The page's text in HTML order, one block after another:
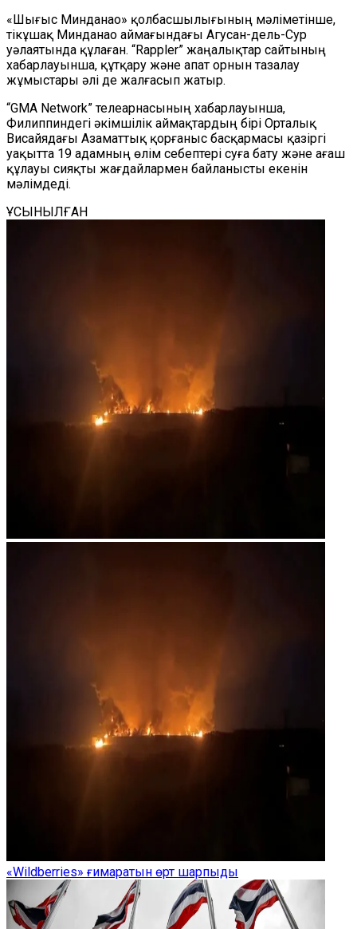
«Шығыс Минданао» қолбасшылығының мәліметінше,
тікұшақ Минданао аймағындағы Агусан-дель-Сур
уәлаятында құлаған. “Rappler” жаңалықтар сайтының
хабарлауынша, құтқару және апат орнын тазалау
жұмыстары әлі де жалғасып жатыр.
“GMA Network” телеарнасының хабарлауынша,
Филиппиндегі әкімшілік аймақтардың бірі Орталық
Висайядағы Азаматтық қорғаныс басқармасы қазіргі
уақытта 19 адамның өлім себептері суға бату және ағаш
құлауы сияқты жағдайлармен байланысты екенін
мәлімдеді.
ҰСЫНЫЛҒАН
«Wildberries» ғимаратын өрт шарпыды